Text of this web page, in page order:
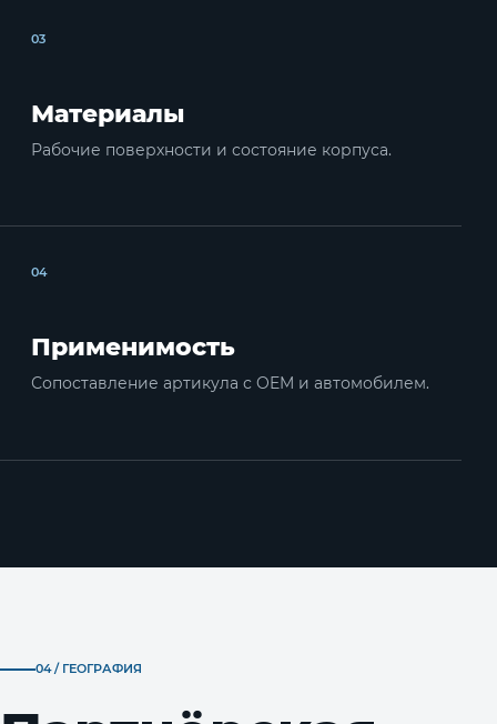
03
Материалы
Рабочие поверхности и состояние корпуса.
04
Применимость
Сопоставление артикула с OEM и автомобилем.
04 / ГЕОГРАФИЯ